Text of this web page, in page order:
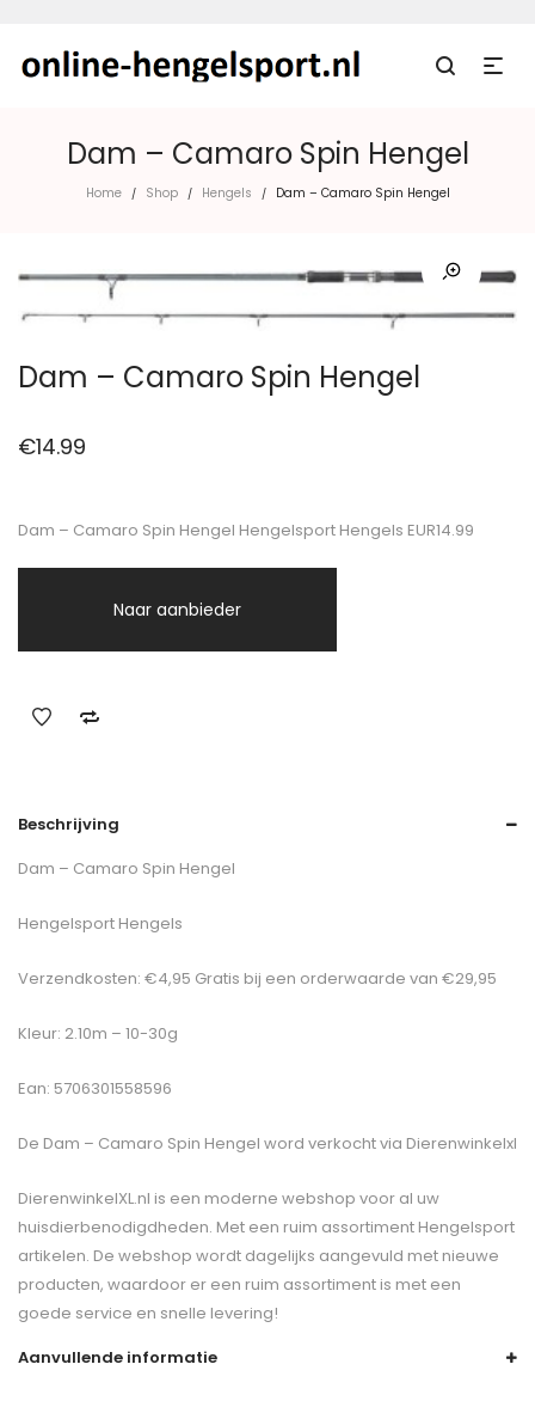
Dam – Camaro Spin Hengel
Home / Shop / Hengels / Dam – Camaro Spin Hengel
Dam – Camaro Spin Hengel
€14.99
Dam – Camaro Spin Hengel Hengelsport Hengels EUR14.99
Naar aanbieder
Beschrijving
Dam – Camaro Spin Hengel
Hengelsport Hengels
Verzendkosten: €4,95 Gratis bij een orderwaarde van €29,95
Kleur: 2.10m – 10-30g
Ean: 5706301558596
De Dam – Camaro Spin Hengel word verkocht via Dierenwinkelxl
DierenwinkelXL.nl is een moderne webshop voor al uw
huisdierbenodigdheden. Met een ruim assortiment Hengelsport
artikelen. De webshop wordt dagelijks aangevuld met nieuwe
producten, waardoor er een ruim assortiment is met een
goede service en snelle levering!
Aanvullende informatie